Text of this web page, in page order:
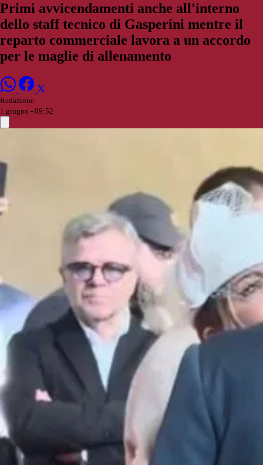
Primi avvicendamenti anche all'interno
dello staff tecnico di Gasperini mentre il
reparto commerciale lavora a un accordo
per le maglie di allenamento
Redazione
1 giugno - 09:52